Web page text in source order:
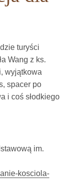
turyści
Wang z ks.
wyjątkowa
spacer po
i coś słodkiego
im.
kosciola-